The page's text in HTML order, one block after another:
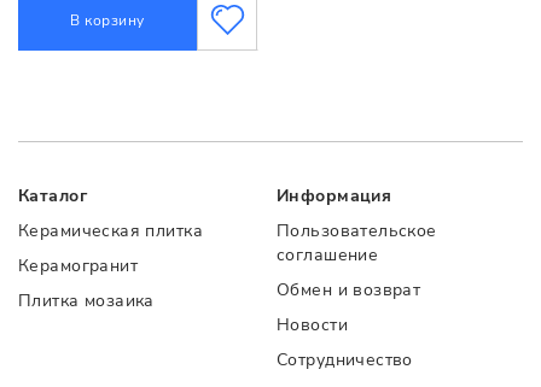
В корзину
Каталог
Керамическая плитка
Керамогранит
Плитка мозаика
Информация
Пользовательское
соглашение
Обмен и возврат
Новости
Сотрудничество